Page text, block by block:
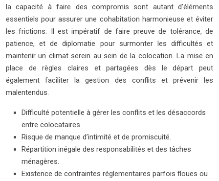
la capacité à faire des compromis sont autant d’éléments
essentiels pour assurer une cohabitation harmonieuse et éviter
les frictions. Il est impératif de faire preuve de tolérance, de
patience, et de diplomatie pour surmonter les difficultés et
maintenir un climat serein au sein de la colocation. La mise en
place de règles claires et partagées dès le départ peut
également faciliter la gestion des conflits et prévenir les
malentendus.
Difficulté potentielle à gérer les conflits et les désaccords
entre colocataires.
Risque de manque d’intimité et de promiscuité.
Répartition inégale des responsabilités et des tâches
ménagères.
Existence de contraintes réglementaires parfois floues ou